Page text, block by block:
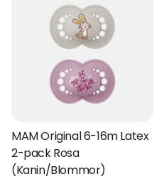
MAM Original 6-16m Latex
2-pack Rosa
(Kanin/Blommor)